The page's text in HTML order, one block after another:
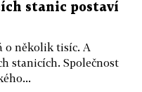
stanic postaví
o několik tisíc. A
stanicích. Společnost